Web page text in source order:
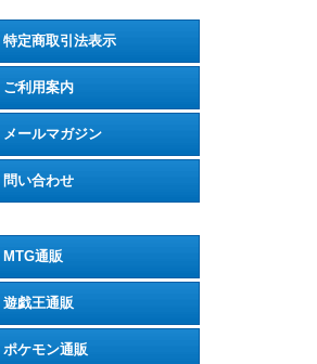
特定商取引法表示
ご利用案内
メールマガジン
問い合わせ
MTG通販
遊戯王通販
ポケモン通販